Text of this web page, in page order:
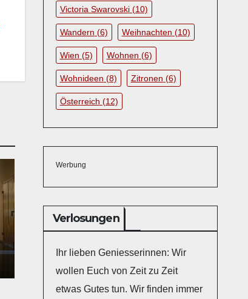
Victoria Swarovski(10)
Wandern (6) Weihnachten (10)
Wien (5) Wohnen (6)
Wohnideen (8) Zitronen (6)
Österreich (12)
Werbung
Verlosungen
Ihr lieben Geniesserinnen: Wir
wollen Euch von Zeit zu Zeit
etwas Gutes tun. Wir finden immer